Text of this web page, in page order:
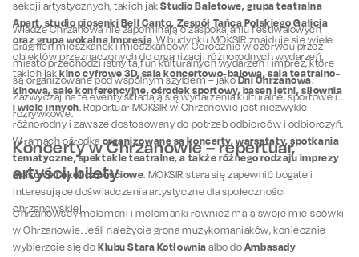
sekcji artystycznych, takich jakStudio Baletowe, grupa teatralna
Apart, studio piosenki Bell Canto, Zespół Tańca Polskiego Galicja
oraz grupa wokalna Impresja. W budynku MOKSIR znajduje się wiele
obiektów przeznaczonych do organizacji różnorodnych wydarzeń,
takich jakkino cyfrowe 3D, sala koncertowo-balowa, sala teatralno-
kinowa, sale konferencyjne, ośrodek sportowy, basen letni, siłownia
i wiele innych. Repertuar MOKSIR w Chrzanowie jest niezwykle
różnorodny i zawsze dostosowany do potrzeb odbiorców i odbiorczyń.
W ramach ośrodka organizowane są koncerty, warsztaty, spotkania
tematyczne, spektakle teatralne, a także różnego rodzaju imprezy
masowe i okolicznościowe. MOKSIR stara się zapewnić bogate i
interesujące doświadczenia artystyczne dla społeczności
chrzanowskiej.
Władze Chrzanowa nie zapominają o zaspokajaniu festiwalowych
pragnień mieszkanek i mieszkańców. Corocznie w czerwcu przez
miasto przechodzi istny tajfun kulturalnych wydarzeń i imprez, które
są organizowane pod wspólnym szyldem – jakoDni Chrzanowa.
Zazwyczaj na te eventy składają się wydarzenia kulturalne, sportowe i
rozrywkowe.
Koncerty w Chrzanowie – repertuar,
artyści, bilety
Chrzanowscy melomani i melomanki również mają swoje miejscówki
w Chrzanowie. Jeśli należycie grona muzykomaniaków, koniecznie
wybierzcie się doKlubu Stara Kotłownia albo do Ambasady